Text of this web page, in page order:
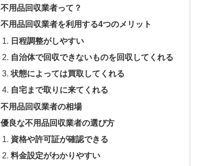
不用品回収業者って？
不用品回収業者を利用する4つのメリット
日程調整がしやすい
自治体で回収できないものを回収してくれる
状態によっては買取してくれる
自宅まで取りに来てくれる
不用品回収業者の相場
優良な不用品回収業者の選び方
資格や許可証が確認できる
料金設定がわかりやすい